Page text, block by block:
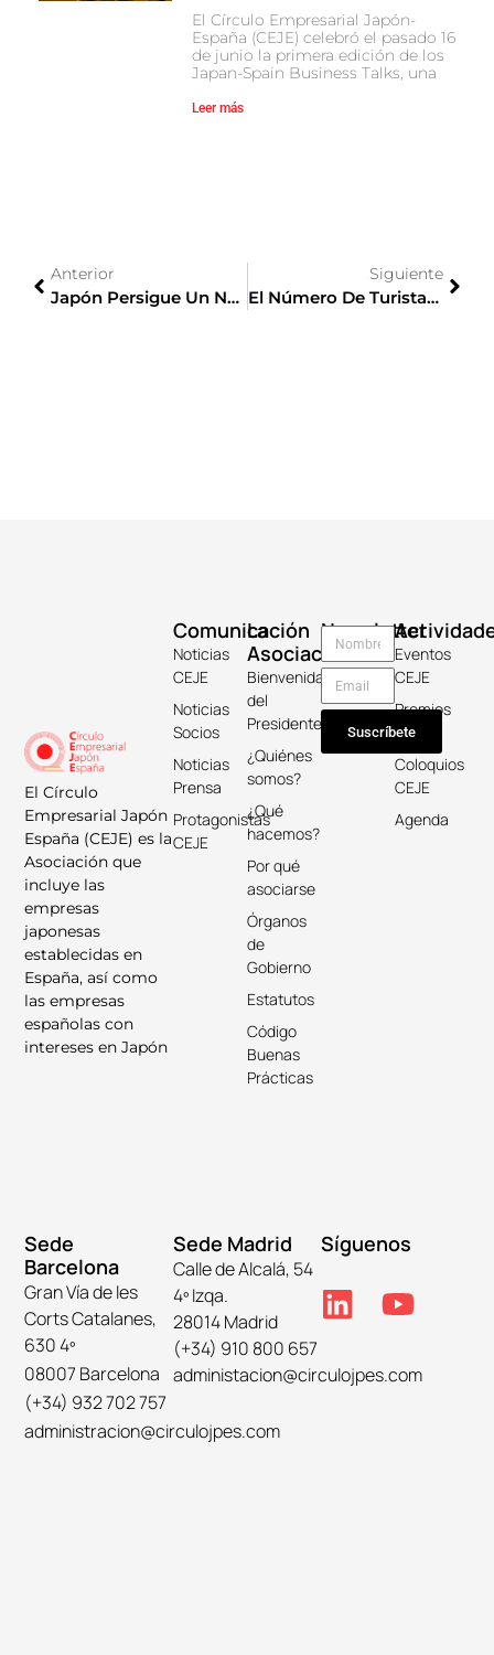
El Círculo Empresarial Japón-
España (CEJE) celebró el pasado 16
de junio la primera edición de los
Japan-Spain Business Talks, una
Leer más
Anterior
Japón Persigue Un Nuevo Milagro Económico
Siguiente
El Número De Turistas Españoles Que Visitó Japón Creció Un 19 % En 2018
El Círculo
Empresarial Japón
España (CEJE) es la
Asociación que
incluye las
empresas
japonesas
establecidas en
España, así como
las empresas
españolas con
intereses en Japón
La
Asociación
Bienvenida
del
Presidente
¿Quiénes
somos?
¿Qué
hacemos?
Por qué
asociarse
Órganos
de
Gobierno
Estatutos
Código
Buenas
Prácticas
Comunicación
Noticias
CEJE
Noticias
Socios
Noticias
Prensa
Protagonistas
CEJE
Eventos
CEJE
Premios
Keicho
Coloquios
CEJE
Agenda
Newsletter
Suscríbete
Sede
Barcelona
Gran Vía de les
Corts Catalanes,
630 4º
08007 Barcelona
(+34) 932 702 757
administracion@circulojpes.com
Sede Madrid
Calle de Alcalá, 54
4º Izqa.
28014 Madrid
(+34) 910 800 657
administacion@circulojpes.com
Síguenos